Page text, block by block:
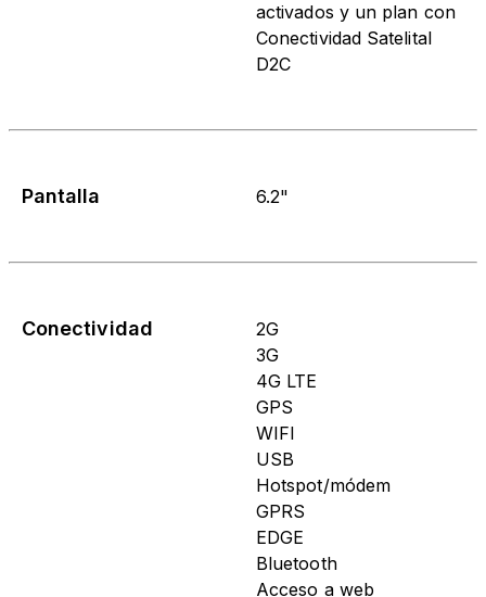
activados y un plan con
Conectividad Satelital
D2C
Pantalla 6.2"
Conectividad
2G
3G
4G LTE
GPS
WIFI
USB
Hotspot/módem
GPRS
EDGE
Bluetooth
Acceso a web